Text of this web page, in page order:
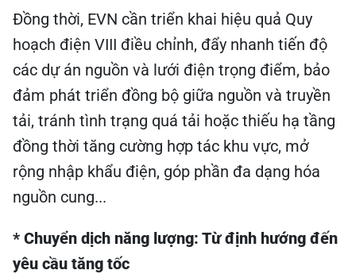
Đồng thời, EVN cần triển khai hiệu quả Quy
hoạch điện VIII điều chỉnh, đẩy nhanh tiến độ
các dự án nguồn và lưới điện trọng điểm, bảo
đảm phát triển đồng bộ giữa nguồn và truyền
tải, tránh tình trạng quá tải hoặc thiếu hạ tầng
đồng thời tăng cường hợp tác khu vực, mở
rộng nhập khẩu điện, góp phần đa dạng hóa
nguồn cung...
* Chuyển dịch năng lượng: Từ định hướng đến
yêu cầu tăng tốc